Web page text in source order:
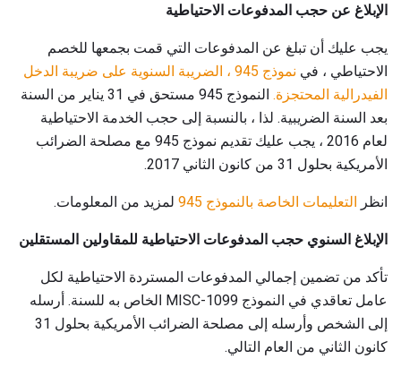
الإبلاغ عن حجب المدفوعات الاحتياطية
يجب عليك أن تبلغ عن المدفوعات التي قمت بجمعها للخصم
الاحتياطي ، في
نموذج 945 ، الضريبة السنوية على ضريبة الدخل
الفيدرالية المحتجزة.
النموذج 945 مستحق في 31 يناير من السنة
بعد السنة الضريبية. لذا ، بالنسبة إلى حجب الخدمة الاحتياطية
لعام 2016 ، يجب عليك تقديم نموذج 945 مع مصلحة الضرائب
الأمريكية بحلول 31 من كانون الثاني 2017.
انظر التعليمات الخاصة بالنموذج 945 لمزيد من المعلومات.
الإبلاغ السنوي حجب المدفوعات الاحتياطية للمقاولين المستقلين
تأكد من تضمين إجمالي المدفوعات المستردة الاحتياطية لكل
عامل تعاقدي في النموذج 1099-MISC الخاص به للسنة. أرسله
إلى الشخص وأرسله إلى مصلحة الضرائب الأمريكية بحلول 31
كانون الثاني من العام التالي.